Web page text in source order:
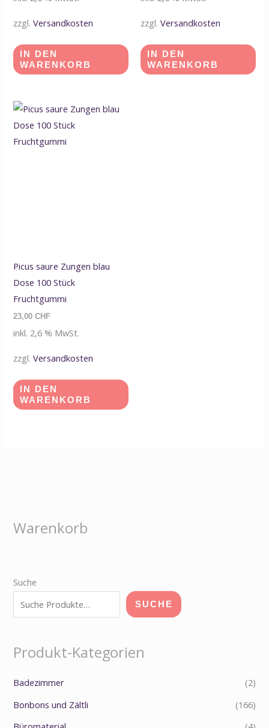
zzgl.Versandkosten
IN DEN
WARENKORB
zzgl. Versandkosten
IN DEN
WARENKORB
Picus saure Zungen blau
Dose 100 Stück
Fruchtgummi
23,00CHF
inkl. 2,6 % MwSt.
zzgl.Versandkosten
IN DEN
WARENKORB
Warenkorb
Suche
SUCHE
Produkt-Kategorien
Badezimmer
(2)
Bonbons und Zältli
(166)